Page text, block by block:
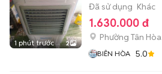
1 phút trước 2
Đã sử dụng Khác
1.630.000 đ
Phường Tân Hòa
BIÊN HÒA 5.0